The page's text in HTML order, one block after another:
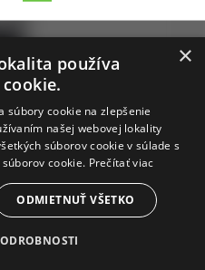
lankom
×
používa
súbory cookie na zlepšenie
našej webovej lokality
súborov cookie v súlade s
cookie. Prečítať viac
ODMIETNUŤ VŠETKO